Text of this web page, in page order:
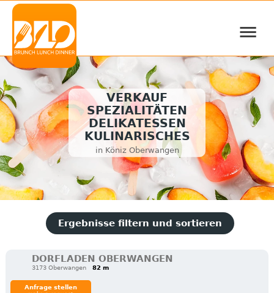
≡
VERKAUF
SPEZIALITÄTEN
DELIKATESSEN
KULINARISCHES
in Köniz Oberwangen
Ergebnisse filtern und sortieren
DORFLADEN OBERWANGEN
3173 Oberwangen 82 m
Anfrage stellen